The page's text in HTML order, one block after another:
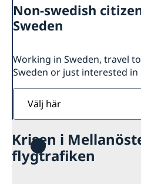
Non-swedish
Sweden
Working in Sweden, travel
Sweden or just interested in
Välj
här
Krisen i
flygtrafiken